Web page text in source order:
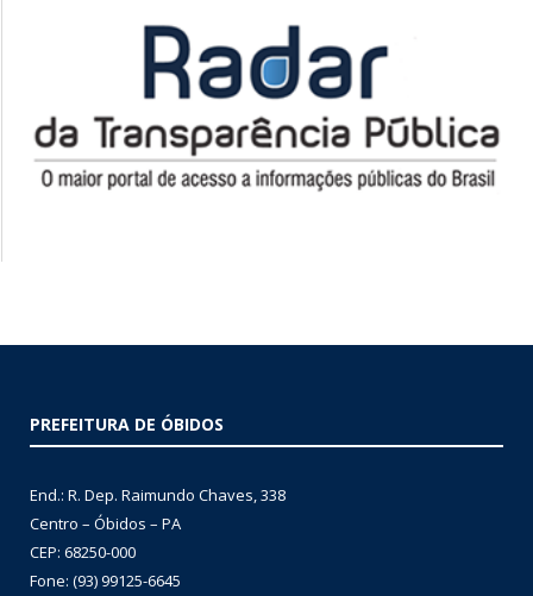
PREFEITURA DE ÓBIDOS
End.: R. Dep. Raimundo Chaves, 338
Centro – Óbidos – PA
CEP: 68250-000
Fone: (93) 99125-6645